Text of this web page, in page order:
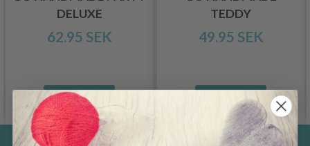
DELUXE
62.95 SEK
Se produkt
TEDDY
49.95 SEK
Se produkt